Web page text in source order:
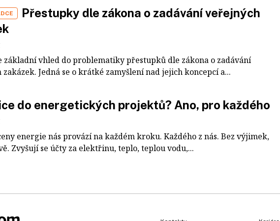
Přestupky dle zákona o zadávání veřejných
základní vhled do problematiky přestupků dle zákona o zadávání
Jedná se o krátké zamyšlení nad jejich koncepcí a...
do energetických projektů? Ano, pro každého
energie nás provází na každém kroku. Každého z nás. Bez výjimek,
Zvyšují se účty za elektřinu, teplo, teplou vodu,...